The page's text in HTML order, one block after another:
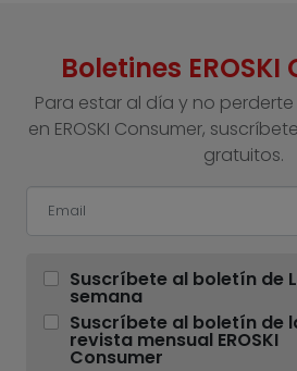
Boletines
Para estar al día y no
en EROSKI Consumer,
gratuitos.
Suscríbete al boletín de
semana
Suscríbete al boletín de
revista mensual EROSKI
Consumer